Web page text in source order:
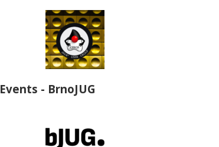
Events - BrnoJUG